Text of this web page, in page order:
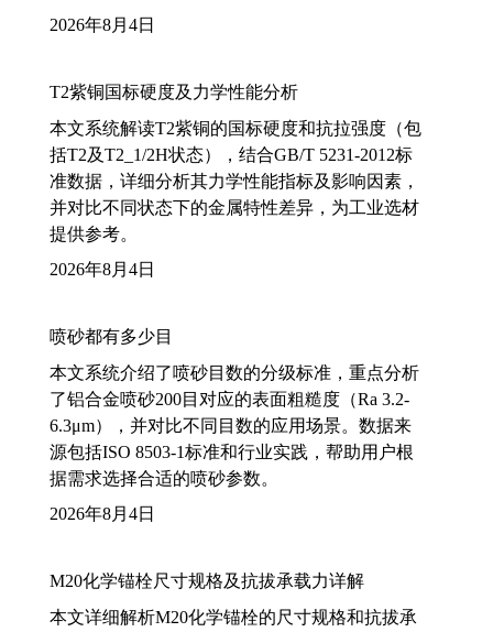
2026年8月4日
T2紫铜国标硬度及力学性能分析
本文系统解读T2紫铜的国标硬度和抗拉强度（包
括T2及T2_1/2H状态），结合GB/T 5231-2012标
准数据，详细分析其力学性能指标及影响因素，
并对比不同状态下的金属特性差异，为工业选材
提供参考。
2026年8月4日
喷砂都有多少目
本文系统介绍了喷砂目数的分级标准，重点分析
了铝合金喷砂200目对应的表面粗糙度（Ra 3.2-
6.3μm），并对比不同目数的应用场景。数据来
源包括ISO 8503-1标准和行业实践，帮助用户根
据需求选择合适的喷砂参数。
2026年8月4日
M20化学锚栓尺寸规格及抗拔承载力详解
本文详细解析M20化学锚栓的尺寸规格和抗拔承